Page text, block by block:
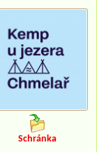
Schránka